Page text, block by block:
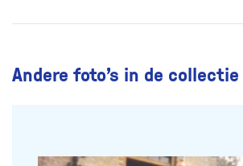
Andere foto’s in de collectie